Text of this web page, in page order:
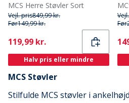
MCS Herre Støvler Sort
Vejl. pris849,99 kr.
Før149,99 kr.
Current
119,99 kr.
Halv pris eller mindre
Før
MCS Støvler
Stilfulde MCS støvler i